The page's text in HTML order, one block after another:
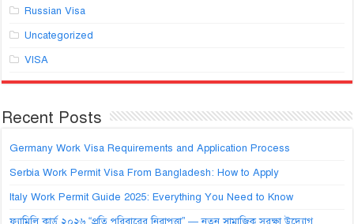
Russian Visa
Uncategorized
VISA
Recent Posts
Germany Work Visa Requirements and Application Process
Serbia Work Permit Visa From Bangladesh: How to Apply
Italy Work Permit Guide 2025: Everything You Need to Know
ফ্যামিলি কার্ড ২০২৬ “প্রতি পরিবারের নিরাপত্তা” — নতুন সামাজিক সুরক্ষা উদ্যোগ